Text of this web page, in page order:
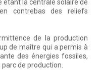
étant la centrale solaire de
contrebas des reliefs
de la production
de maître qui a permis à
des énergies fossiles,
de production.